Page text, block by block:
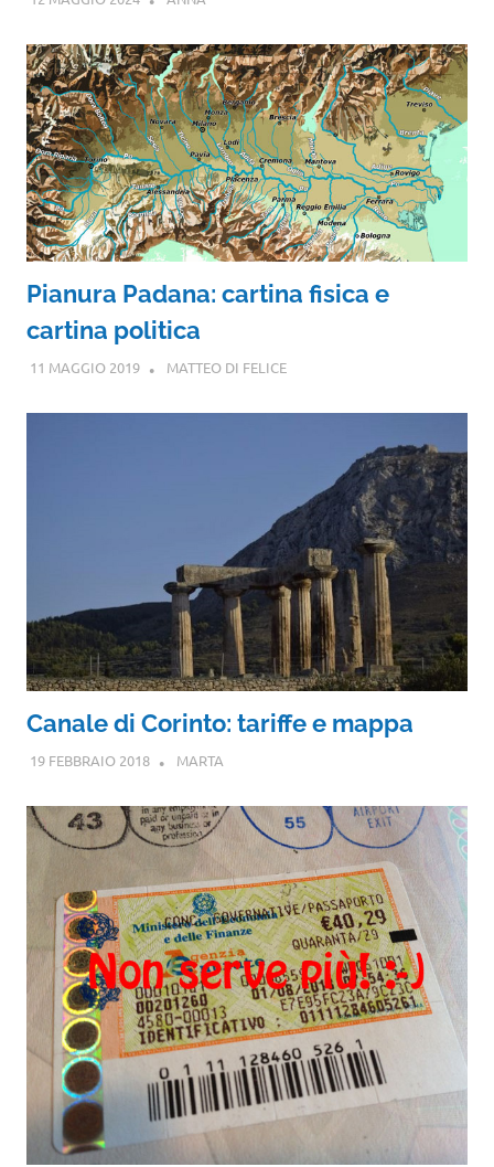
Pianura Padana: cartina fisica e
cartina politica
11 MAGGIO 2019 MATTEO DI FELICE
Canale di Corinto: tariffe e mappa
19 FEBBRAIO 2018 MARTA